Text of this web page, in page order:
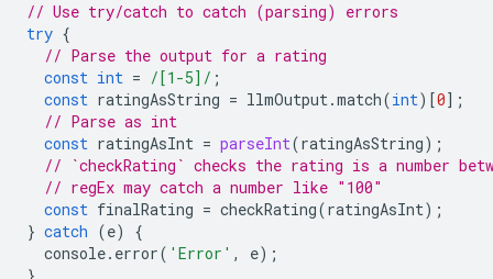
// Use try/catch to catch (parsing) errors
try {
// Parse the output for a rating
const int = /[1-5]/ ;
const ratingAsString = llmOutput.match(int)[0];
// Parse as int
const ratingAsInt = parseInt(ratingAsString);
// `checkRating` checks the rating is a number
// regEx may catch a number like "100"
const finalRating = checkRating(ratingAsInt);
} catch (e)
{
console. error( 'Error' , e);